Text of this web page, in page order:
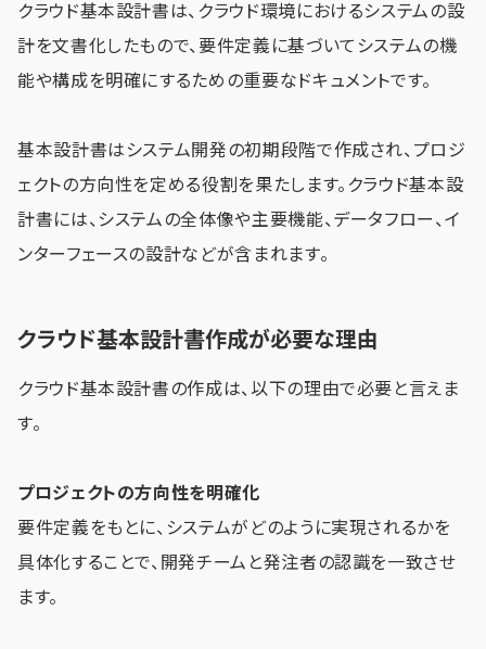
クラウド基本設計書は、クラウド環境におけるシステムの設
計を文書化したもので、要件定義に基づいてシステムの機
能や構成を明確にするための重要なドキュメントです。
基本設計書はシステム開発の初期段階で作成され、プロジ
ェクトの方向性を定める役割を果たします。クラウド基本設
計書には、システムの全体像や主要機能、データフロー、イ
ンターフェースの設計などが含まれます。
クラウド基本設計書作成が必要な理由
クラウド基本設計書の作成は、以下の理由で必要と言えま
す。
プロジェクトの方向性を明確化
要件定義をもとに、システムがどのように実現されるかを
具体化することで、開発チームと発注者の認識を一致させ
ます。